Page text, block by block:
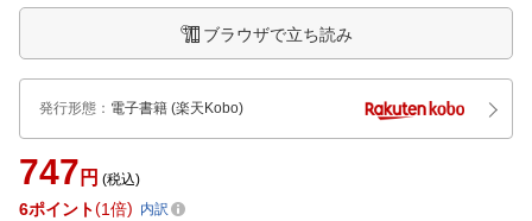
ブラウザで立ち読み
発行形態 ： 電子書籍 (楽天Kobo)
747 円 (税込)
6ポイント 1倍 内訳